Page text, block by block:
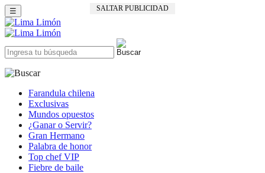
SALTAR PUBLICIDAD
☰
Farandula chilena
Exclusivas
Mundos opuestos
¿Ganar o Servir?
Gran Hermano
Palabra de honor
Top chef VIP
Fiebre de baile